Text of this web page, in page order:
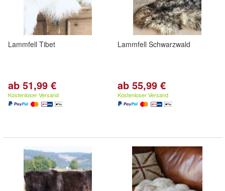
Lammfell Tibet
ab 51,99 €
Kostenloser Versand
Lammfell Schwarzwald
ab 55,99 €
Kostenloser Versand